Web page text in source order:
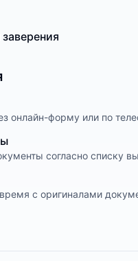
онлайн-форму или по
согласно списку
с оригиналами